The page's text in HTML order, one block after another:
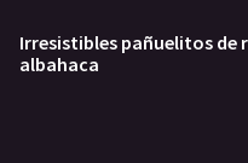
Irresistibles pañuelitos de
albahaca